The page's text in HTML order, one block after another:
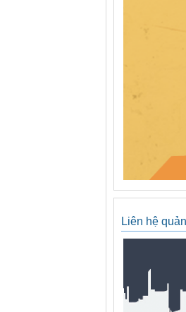
Liên hệ